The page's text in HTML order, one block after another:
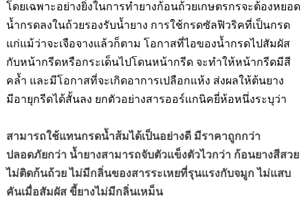
โดยเฉพาะอย่างยิ่งในการทำยางก้อนถ้วยเกษตรกรจะต้องหยอด
น้ำกรดลงในถ้วยรองรับน้ำยาง การใช้กรดซัลฟิวริคที่เป็นกรด
แก่แม้ว่าจะเจือจางแล้วก็ตาม โอกาสที่ไอของน้ำกรดไปสัมผัส
กับหน้ากรีดหรือกระเด็นไปโดนหน้ากรีด จะทำให้หน้ากรีดมีสี
คล้ำ และมีโอกาสที่จะเกิดอาการเปลือกแห้ง ส่งผลให้ต้นยาง
มีอายุกรีดได้สั้นลง ยกตัวอย่างสารออร์แกนิคยี่ห้อหนึ่งระบุว่า
สามารถใช้แทนกรดน้ำส้มได้เป็นอย่างดี มีราคาถูกกว่า
ปลอดภัยกว่า น้ำยางสามารถจับตัวแข็งตัวไวกว่า ก้อนยางสีสวย
ไม่ติดก้นถ้วย ไม่มีกลิ่นของสารระเหยที่รุนแรงกับจมูก ไม่แสบ
คันเมื่อสัมผัส ขี้ยางไม่มีกลิ่นเหม็น